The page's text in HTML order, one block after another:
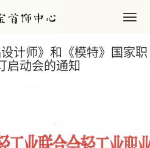
计师》和《模特》国家职
启动会的通知